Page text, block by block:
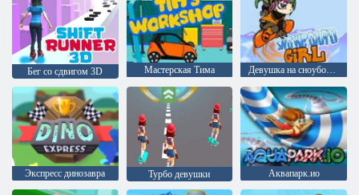
Бег со сдвигом 3D Мастерская Тима Девушка на сноуборде
Экспресс динозавра Турбо девушки Аквапарк.ио